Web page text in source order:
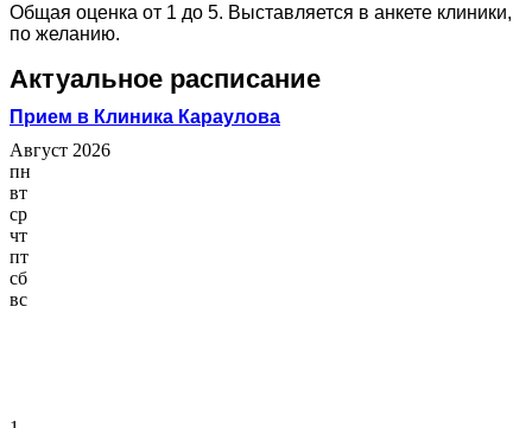
Общая оценка от 1 до 5. Выставляется в анкете клиники,
по желанию.
Актуальное расписание
Прием в Клиника Караулова
Август 2026
пн
вт
ср
чт
пт
сб
вс